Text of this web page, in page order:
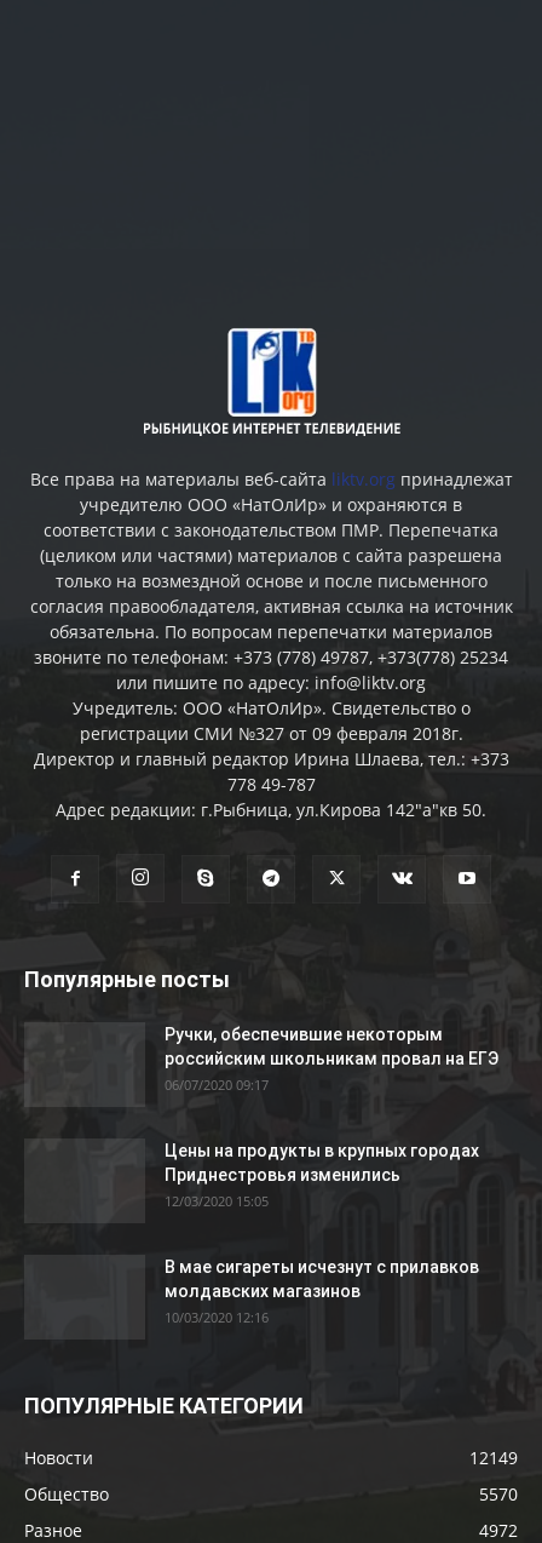
Все права на материалы веб-сайта liktv.org принадлежат
учредителю ООО «НатОлИр» и охраняются в
соответствии с законодательством ПМР. Перепечатка
(целиком или частями) материалов c сайта разрешена
только на возмездной основе и после письменного
согласия правообладателя, активная ссылка на источник
обязательна. По вопросам перепечатки материалов
звоните по телефонам: +373 (778) 49787, +373(778) 25234
или пишите по адресу: info@liktv.org
Учредитель: ООО «НатОлИр». Свидетельство о
регистрации СМИ №327 от 09 февраля 2018г.
Директор и главный редактор Ирина Шлаева, тел.: +373
778 49-787
Адрес редакции: г.Рыбница, ул.Кирова 142"а"кв 50.
Популярные посты
Ручки, обеспечившие некоторым
российским школьникам провал на ЕГЭ
06/07/2020 09:17
Цены на продукты в крупных городах
Приднестровья изменились
12/03/2020 15:05
В мае сигареты исчезнут с прилавков
молдавских магазинов
10/03/2020 12:16
ПОПУЛЯРНЫЕ КАТЕГОРИИ
Новости
12149
Общество
5570
Разное
4972